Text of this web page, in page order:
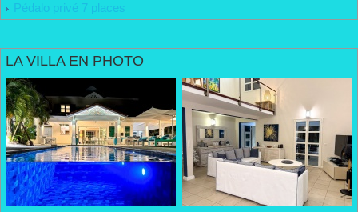
Pédalo privé 7 places
LA VILLA EN PHOTO